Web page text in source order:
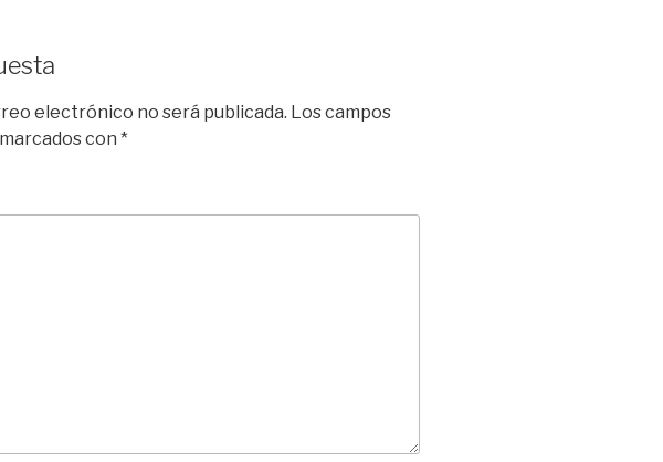
electrónico no será publicada. Los campos
con *